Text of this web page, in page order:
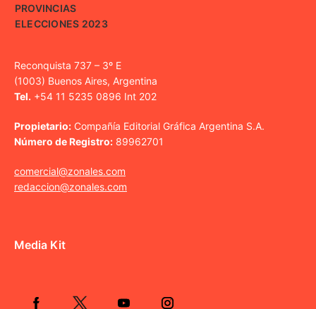
PROVINCIAS
ELECCIONES 2023
Reconquista 737 – 3º E
(1003) Buenos Aires, Argentina
Tel. +54 11 5235 0896 Int 202
Propietario: Compañía Editorial Gráfica Argentina S.A.
Número de Registro: 89962701
comercial@zonales.com
redaccion@zonales.com
Media Kit